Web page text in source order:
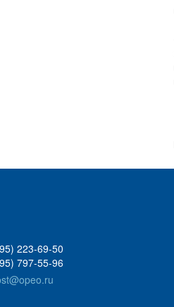
223-69-50
797-55-96